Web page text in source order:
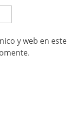
y web en este